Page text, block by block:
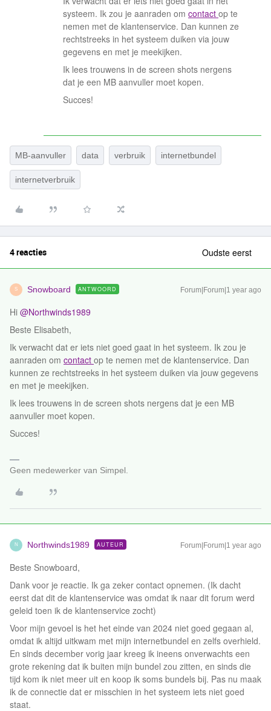
systeem. Ik zou je aanraden om contact op te
nemen met de klantenservice. Dan kunnen ze
rechtstreeks in het systeem duiken via jouw
gegevens en met je meekijken.
Ik lees trouwens in de screen shots nergens
dat je een MB aanvuller moet kopen.
Succes!
MB-aanvuller data verbruik internetbundel
internetverbruik
4 reacties Oudste eerst
S Snowboard ANTWOORD Forum|Forum|1 year ago
Hi ​ @Northwinds1989
Beste Elisabeth,
Ik verwacht dat er iets niet goed gaat in het systeem. Ik zou je
aanraden om contact op te nemen met de klantenservice. Dan
kunnen ze rechtstreeks in het systeem duiken via jouw gegevens
en met je meekijken.
Ik lees trouwens in de screen shots nergens dat je een MB
aanvuller moet kopen.
Succes!
Geen medewerker van Simpel.
N Northwinds1989 AUTEUR Forum|Forum|1 year ago
Beste Snowboard,
Dank voor je reactie. Ik ga zeker contact opnemen. (Ik dacht
eerst dat dit de klantenservice was omdat ik naar dit forum werd
geleid toen ik de klantenservice zocht)
Voor mijn gevoel is het het einde van 2024 niet goed gegaan al,
omdat ik altijd uitkwam met mijn internetbundel en zelfs overhield.
En sinds december vorig jaar kreeg ik ineens onverwachts een
grote rekening dat ik buiten mijn bundel zou zitten, en sinds die
tijd kom ik niet meer uit en koop ik soms bundels bij. Pas nu maak
ik de connectie dat er misschien in het systeem iets niet goed
staat.